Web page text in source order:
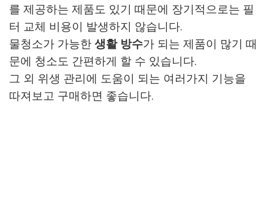
를 제공하는 제품도 있기 때문에 장기적으로는 필
터 교체 비용이 발생하지 않습니다.
물청소가 가능한 생활 방수가 되는 제품이 많기 때
문에 청소도 간편하게 할 수 있습니다.
그 외 위생 관리에 도움이 되는 여러가지 기능을
따져보고 구매하면 좋습니다.